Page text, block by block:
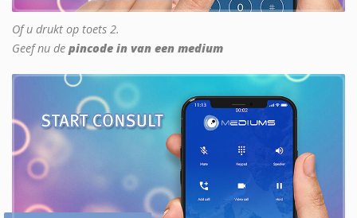
Of u drukt op toets 2.
Geef nu de pincode in van een medium